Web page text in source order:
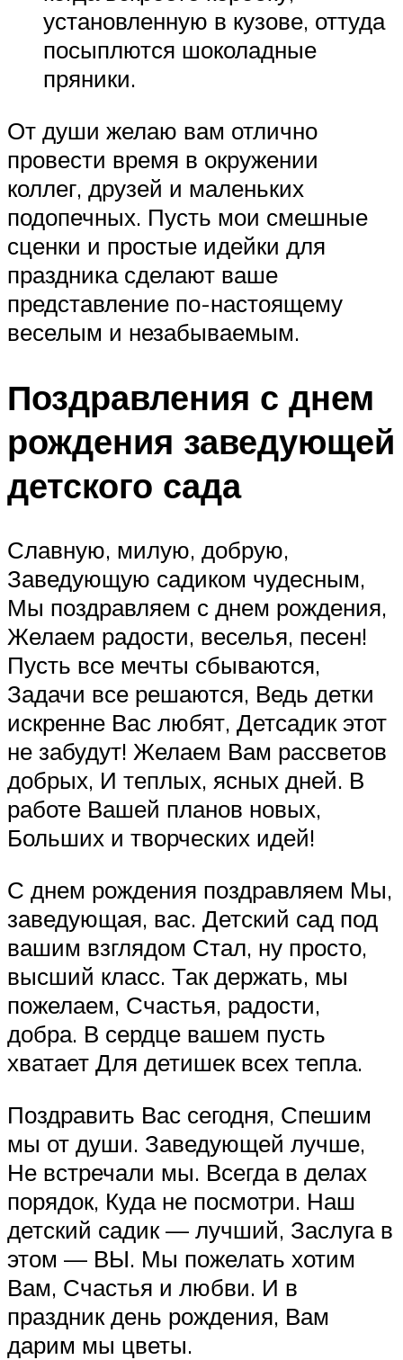
установленную в кузове, оттуда
посыплются шоколадные
пряники.
От души желаю вам отлично
провести время в окружении
коллег, друзей и маленьких
подопечных. Пусть мои смешные
сценки и простые идейки для
праздника сделают ваше
представление по-настоящему
веселым и незабываемым.
Поздравления с днем
рождения заведующей
детского сада
Славную, милую, добрую,
Заведующую садиком чудесным,
Мы поздравляем с днем рождения,
Желаем радости, веселья, песен!
Пусть все мечты сбываются,
Задачи все решаются, Ведь детки
искренне Вас любят, Детсадик этот
не забудут! Желаем Вам рассветов
добрых, И теплых, ясных дней. В
работе Вашей планов новых,
Больших и творческих идей!
С днем рождения поздравляем Мы,
заведующая, вас. Детский сад под
вашим взглядом Стал, ну просто,
высший класс. Так держать, мы
пожелаем, Счастья, радости,
добра. В сердце вашем пусть
хватает Для детишек всех тепла.
Поздравить Вас сегодня, Спешим
мы от души. Заведующей лучше,
Не встречали мы. Всегда в делах
порядок, Куда не посмотри. Наш
детский садик — лучший, Заслуга в
этом — ВЫ. Мы пожелать хотим
Вам, Счастья и любви. И в
праздник день рождения, Вам
дарим мы цветы.